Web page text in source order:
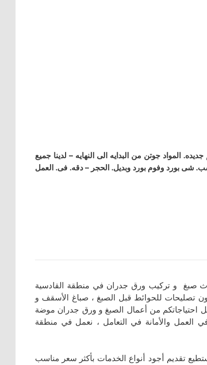
المواد جوتن من البدايه الى النهايه – لدينا جميع
شى بورد وفوم بورد وبديل. الحجر – دقه. فى. العمل
صبغ و تركيب ورق جدران في منطقة القادسية
للحوائط قبل الصبغ ، صباغ الأسقف و
احتياجاتكم من أعمال الصبغ و ورق جدران موضة
العمل والأمانة في التعامل ، نعمل في منطقة
تقديم أجود أنواع الخدمات بأكثر سعر مناسب